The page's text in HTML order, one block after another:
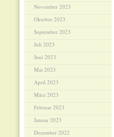
November 2023
Oktober 2023
September 2023
Juli 2023
Juni 2023
Mai 2023
April 2023
März 2023
Februar 2023
Januar 2023
Dezember 2022